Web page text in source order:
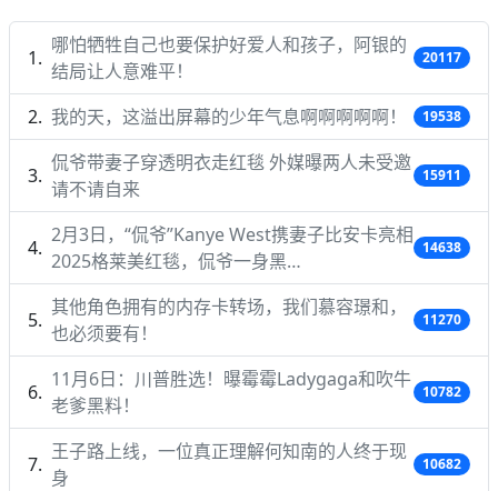
哪怕牺牲自己也要保护好爱人和孩子，阿银的
结局让人意难平！
20117
我的天，这溢出屏幕的少年气息啊啊啊啊啊！ 19538
侃爷带妻子穿透明衣走红毯 外媒曝两人未受邀
请不请自来
15911
2月3日，“侃爷”Kanye West携妻子比安卡亮相
2025格莱美红毯，侃爷一身黑…
14638
其他角色拥有的内存卡转场，我们慕容璟和，
也必须要有！
11270
11月6日：川普胜选！曝霉霉Ladygaga和吹牛
老爹黑料！
10782
王子路上线，一位真正理解何知南的人终于现
身
10682